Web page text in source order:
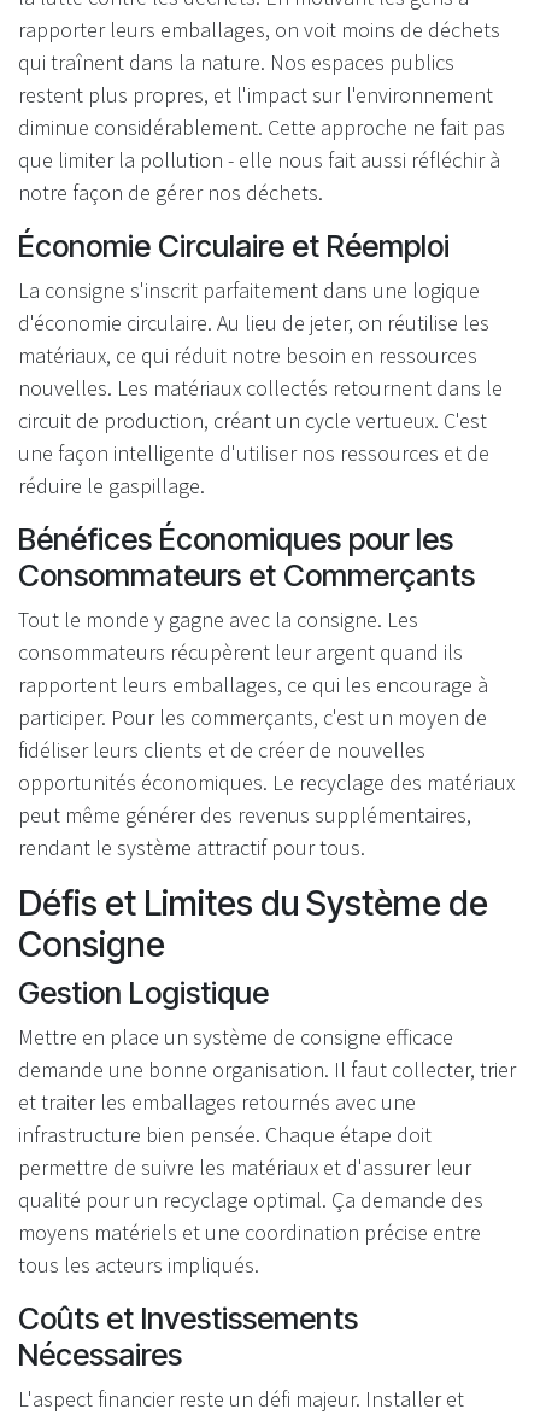
rapporter leurs emballages, on voit moins de déchets
qui traînent dans la nature. Nos espaces publics
restent plus propres, et l'impact sur l'environnement
diminue considérablement. Cette approche ne fait pas
que limiter la pollution - elle nous fait aussi réfléchir à
notre façon de gérer nos déchets.
Économie Circulaire et Réemploi
La consigne s'inscrit parfaitement dans une logique
d'économie circulaire. Au lieu de jeter, on réutilise les
matériaux, ce qui réduit notre besoin en ressources
nouvelles. Les matériaux collectés retournent dans le
circuit de production, créant un cycle vertueux. C'est
une façon intelligente d'utiliser nos ressources et de
réduire le gaspillage.
Bénéfices Économiques pour les
Consommateurs et Commerçants
Tout le monde y gagne avec la consigne. Les
consommateurs récupèrent leur argent quand ils
rapportent leurs emballages, ce qui les encourage à
participer. Pour les commerçants, c'est un moyen de
fidéliser leurs clients et de créer de nouvelles
opportunités économiques. Le recyclage des matériaux
peut même générer des revenus supplémentaires,
rendant le système attractif pour tous.
Défis et Limites du Système de
Consigne
Gestion Logistique
Mettre en place un système de consigne efficace
demande une bonne organisation. Il faut collecter, trier
et traiter les emballages retournés avec une
infrastructure bien pensée. Chaque étape doit
permettre de suivre les matériaux et d'assurer leur
qualité pour un recyclage optimal. Ça demande des
moyens matériels et une coordination précise entre
tous les acteurs impliqués.
Coûts et Investissements
Nécessaires
L'aspect financier reste un défi majeur. Installer et